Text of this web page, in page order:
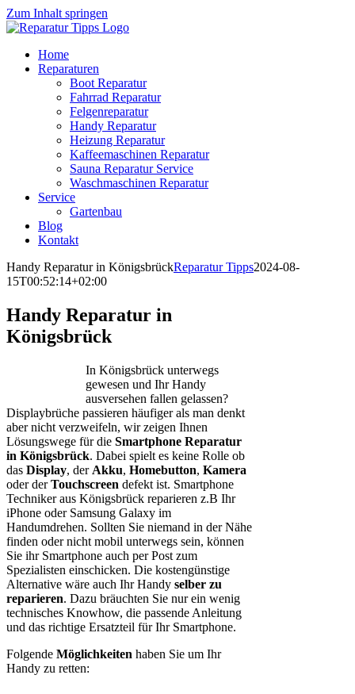
Zum Inhalt springen
Home
Reparaturen
Boot Reparatur
Fahrrad Reparatur
Felgenreparatur
Handy Reparatur
Heizung Reparatur
Kaffeemaschinen Reparatur
Sauna Reparatur Service
Waschmaschinen Reparatur
Service
Gartenbau
Blog
Kontakt
Handy Reparatur in KönigsbrückReparatur Tipps2024-08-
15T00:52:14+02:00
Handy Reparatur in
Königsbrück
In Königsbrück unterwegs
gewesen und Ihr Handy
ausversehen fallen gelassen?
Displaybrüche passieren häufiger als man denkt
aber nicht verzweifeln, wir zeigen Ihnen
Lösungswege für die Smartphone Reparatur
in Königsbrück. Dabei spielt es keine Rolle ob
das Display, der Akku, Homebutton, Kamera
oder derTouchscreen defekt ist. Smartphone
Techniker aus Königsbrück reparieren z.B Ihr
iPhone oder Samsung Galaxy im
Handumdrehen. Sollten Sie niemand in der Nähe
finden oder nicht mobil unterwegs sein, können
Sie ihr Smartphone auch per Post zum
Spezialisten einschicken. Die kostengünstige
Alternative wäre auch Ihr Handy selber zu
reparieren. Dazu bräuchten Sie nur ein wenig
technisches Knowhow, die passende Anleitung
und das richtige Ersatzteil für Ihr Smartphone.
Folgende Möglichkeiten haben Sie um Ihr
Handy zu retten: